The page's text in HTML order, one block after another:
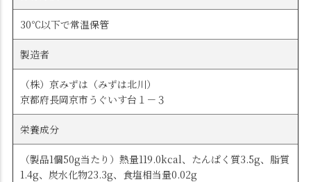
30℃以下で常温保管
製造者
（株）京みずは（みずは北川）
京都府長岡京市うぐいす台１－３
栄養成分
（製品1個50g当たり）熱量119.0kcal、たんぱく質3.5g、脂質
1.4g、炭水化物23.3g、食塩相当量0.02g